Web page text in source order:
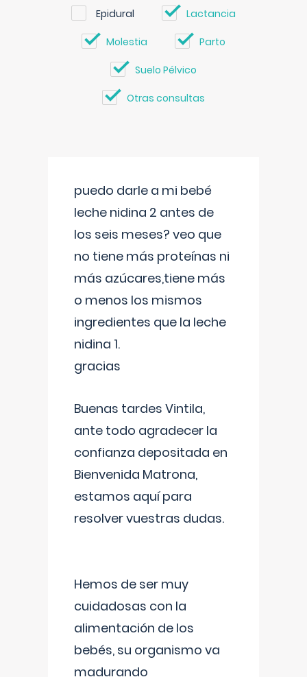
Epidural Lactancia
Molestia Parto
Suelo Pélvico
Otras consultas
puedo darle a mi bebé
leche nidina 2 antes de
los seis meses? veo que
no tiene más proteínas ni
más azúcares,tiene más
o menos los mismos
ingredientes que la leche
nidina 1.
gracias
Buenas tardes Vintila,
ante todo agradecer la
confianza depositada en
Bienvenida Matrona,
estamos aquí para
resolver vuestras dudas.
Hemos de ser muy
cuidadosas con la
alimentación de los
bebés, su organismo va
madurando